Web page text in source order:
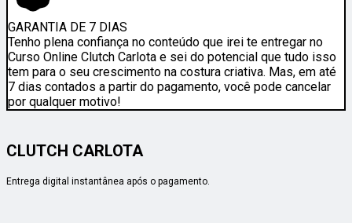
GARANTIA DE 7 DIAS
Tenho plena confiança no conteúdo que irei te entregar no
Curso Online Clutch Carlota e sei do potencial que tudo isso
tem para o seu crescimento na costura criativa. Mas, em até
7 dias contados a partir do pagamento, você pode cancelar
por qualquer motivo!
CLUTCH CARLOTA
Entrega digital instantânea após o pagamento.